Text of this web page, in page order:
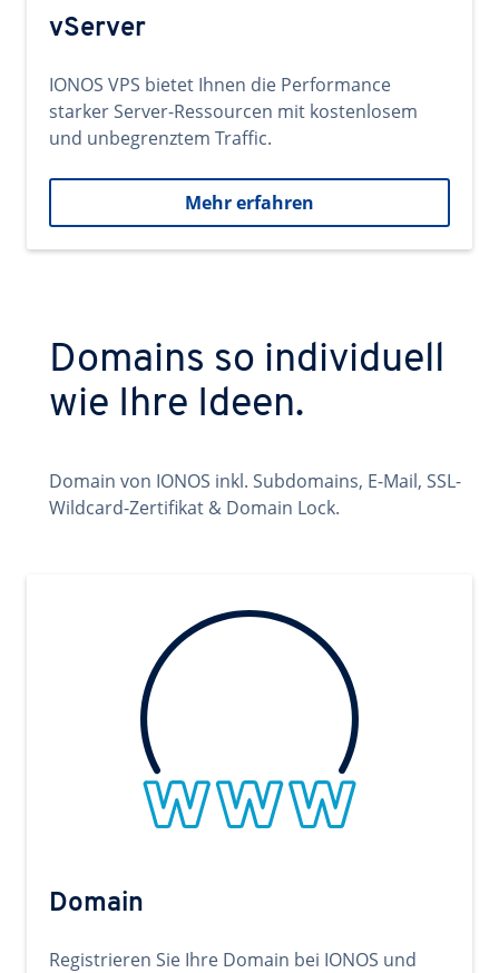
vServer
IONOS VPS bietet Ihnen die Performance
starker Server-Ressourcen mit kostenlosem
und unbegrenztem Traffic.
Mehr erfahren
Domains so individuell
wie Ihre Ideen.
Domain von IONOS inkl. Subdomains, E-Mail, SSL-
Wildcard-Zertifikat & Domain Lock.
Domain
Registrieren Sie Ihre Domain bei IONOS und